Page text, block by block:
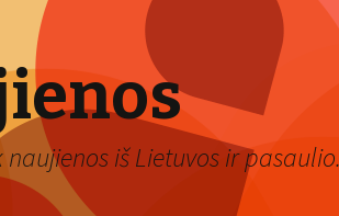
iš Lietuvos ir pasaulio.